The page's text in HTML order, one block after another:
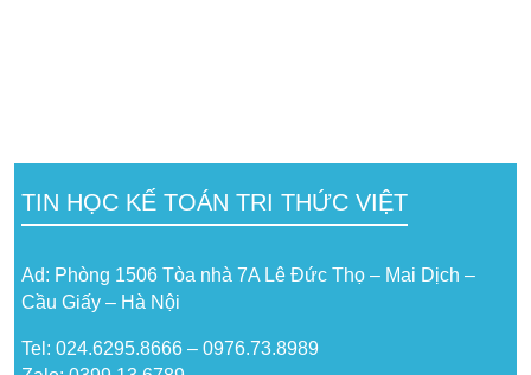
TIN HỌC KẾ TOÁN TRI THỨC VIỆT
Ad: Phòng 1506 Tòa nhà 7A Lê Đức Thọ – Mai Dịch –
Cầu Giấy – Hà Nội
Tel: 024.6295.8666 – 0976.73.8989